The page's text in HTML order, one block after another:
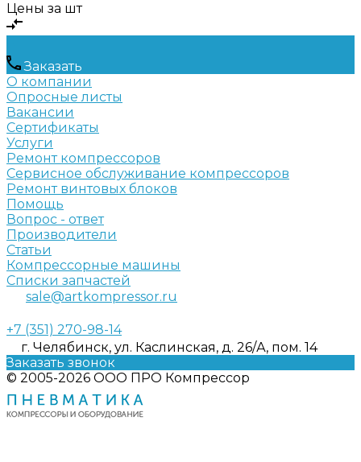
Цены за шт
Заказать
О компании
Опросные листы
Вакансии
Сертификаты
Услуги
Ремонт компрессоров
Сервисное обслуживание компрессоров
Ремонт винтовых блоков
Помощь
Вопрос - ответ
Производители
Статьи
Компрессорные машины
Списки запчастей
sale@artkompressor.ru
+7 (351) 270-98-14
г. Челябинск, ул. Каслинская, д. 26/А, пом. 14
Заказать звонок
© 2005-2026 ООО ПРО Компрессор